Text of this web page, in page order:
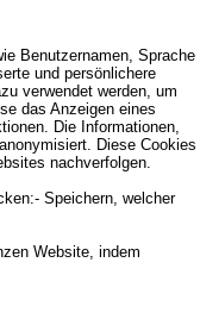
Benutzernamen, Sprache
und persönlichere
verwendet werden, um
das Anzeigen eines
Die Informationen,
Diese Cookies
nachverfolgen.
Speichern, welcher
Website, indem